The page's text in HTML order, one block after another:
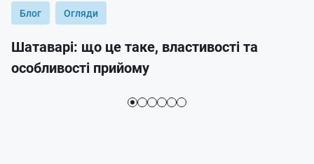
Блог Огляди
Шатаварі: що це таке, властивості та
особливості прийому